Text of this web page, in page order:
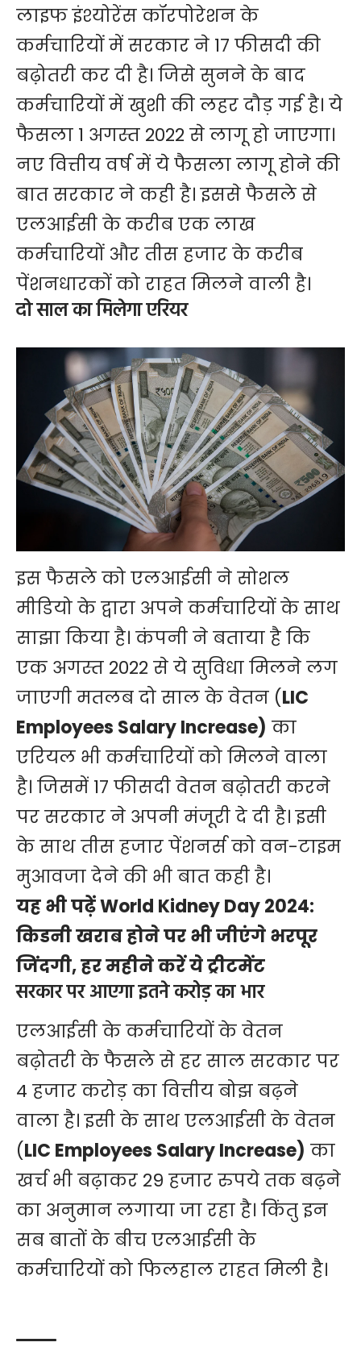
लाइफ इंश्योरेंस कॉरपोरेशन के
कर्मचारियों में सरकार ने 17 फीसदी की
बढ़ोतरी कर दी है। जिसे सुनने के बाद
कर्मचारियों में खुशी की लहर दौड़ गई है। ये
फैसला 1 अगस्त 2022 से लागू हो जाएगा।
नए वित्तीय वर्ष में ये फैसला लागू होने की
बात सरकार ने कही है। इससे फैसले से
एलआईसी के करीब एक लाख
कर्मचारियों और तीस हजार के करीब
पेंशनधारकों को राहत मिलने वाली है।
दो साल का मिलेगा एरियर
इस फैसले को एलआईसी ने सोशल
मीडियो के द्वारा अपने कर्मचारियों के साथ
साझा किया है। कंपनी ने बताया है कि
एक अगस्त 2022 से ये सुविधा मिलने लग
जाएगी मतलब दो साल के वेतन (LIC
Employees Salary Increase) का
एरियल भी कर्मचारियों को मिलने वाला
है। जिसमें 17 फीसदी वेतन बढ़ोतरी करने
पर सरकार ने अपनी मंजूरी दे दी है। इसी
के साथ तीस हजार पेंशनर्स को वन-टाइम
मुआवजा देने की भी बात कही है।
यह भी पढ़ेंWorld Kidney Day 2024:
किडनी खराब होने पर भी जीएंगे भरपूर
जिंदगी, हर महीने करें ये ट्रीटमेंट
सरकार पर आएगा इतने करोड़ का भार
एलआईसी के कर्मचारियों के वेतन
बढ़ोतरी के फैसले से हर साल सरकार पर
4 हजार करोड़ का वित्तीय बोझ बढ़ने
वाला है। इसी के साथएलआईसीके वेतन
(LIC Employees Salary Increase) का
खर्च भी बढ़ाकर 29 हजार रुपये तक बढ़ने
का अनुमान लगाया जा रहा है। किंतु इन
सब बातों के बीच एलआईसी के
कर्मचारियों को फिलहाल राहत मिली है।